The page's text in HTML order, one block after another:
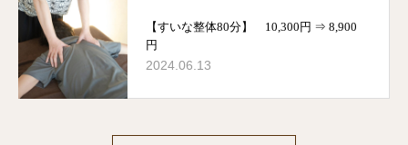
【すいな整体80分】 10,300円 ⇒ 8,900
円
2024.06.13